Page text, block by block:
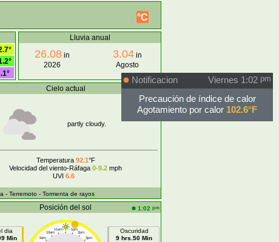
°C
Lluvia anual
26.08 in
2026
3.04in
Agosto
Cielo actual 1:01pm
partly cloudy.
Temperatura 92.1°F
Velocidad del viento-Ráfaga 0-9.2 mph
UVI 6.6
- Terremoto - Tormenta de rayos
Posición del sol 1:02 pm
dia
Min
11am 1pm
10am 2pm
9am 3pm
Oscuridad
9 hrs.50 Min
Notificacion Viernes 1:02 pm
Precaución de índice de calor
Agotamiento por calor 102.6°F